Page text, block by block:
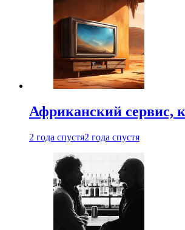
Африканский сервис,
2 года спустя2 года спустя